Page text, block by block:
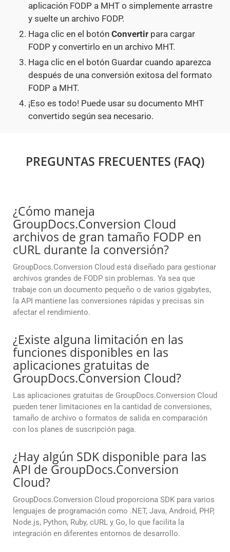
aplicación FODP a MHT o simplemente arrastre
y suelte un archivo FODP.
Haga clic en el botón Convertir para cargar
FODP y convertirlo en un archivo MHT.
Haga clic en el botón Guardar cuando aparezca
después de una conversión exitosa del formato
FODP a MHT.
¡Eso es todo! Puede usar su documento MHT
convertido según sea necesario.
PREGUNTAS FRECUENTES (FAQ)
¿Cómo maneja
GroupDocs.Conversion Cloud
archivos de gran tamaño FODP en
cURL durante la conversión?
GroupDocs.Conversion Cloud está diseñado para gestionar
archivos grandes de FODP sin problemas. Ya sea que
trabaje con un documento pequeño o de varios gigabytes,
la API mantiene las conversiones rápidas y precisas sin
afectar el rendimiento.
¿Existe alguna limitación en las
funciones disponibles en las
aplicaciones gratuitas de
GroupDocs.Conversion Cloud?
Las aplicaciones gratuitas de GroupDocs.Conversion Cloud
pueden tener limitaciones en la cantidad de conversiones,
tamaño de archivo o formatos de salida en comparación
con los planes de suscripción paga.
¿Hay algún SDK disponible para las
API de GroupDocs.Conversion
Cloud?
GroupDocs.Conversion Cloud proporciona SDK para varios
lenguajes de programación como .NET, Java, Android, PHP,
Node.js, Python, Ruby, cURL y Go, lo que facilita la
integración en diferentes entornos de desarrollo.